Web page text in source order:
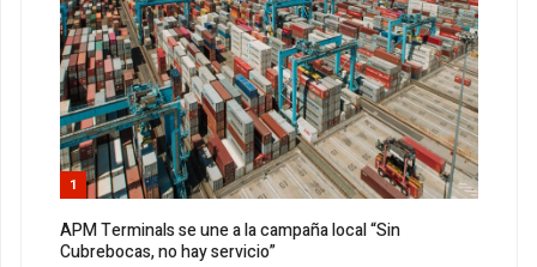
1
APM Terminals se une a la campaña local “Sin
Cubrebocas, no hay servicio”